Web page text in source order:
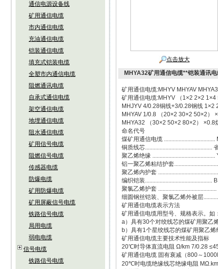
通信电源设备线
矿用通信电缆
市内通信电缆
充油通信电缆
铠装通信电缆
填充式铠装电缆
全塑市内通信电缆
阻燃通讯电缆
自承式通信电缆
架空通信电缆
地埋通信电缆
阻水通信电缆
矿用信号电缆
阻燃信号电缆
传感器电缆
防爆电缆
矿用防爆电缆
矿用屏蔽信号电缆
铁路信号电缆
局用电缆
弱电电缆
信号电缆
铁路信号电缆
点击放大
MHYA32矿用通信电缆**铠装通讯电
矿用通信电缆:MHYV MHYAV
矿用通信电缆:MHYV （1×2 2×2
MHJYV 4/0.28铜线+3/0.28钢线 1×2
MHYAV 1/0.8 （20×2 30×2 50×2）
MHYA32 （30×2 50×2 80×2） ×0.8
命名代号
煤矿用通信电缆 ...................................
铜质线芯..............................................
聚乙烯绝缘 ...........................................
铝一聚乙烯粘结护套
聚乙烯内护套
编织铠装.............................................. B
聚氯乙烯护套 ........................................
细圆钢丝铠装、聚氯乙烯外被层
矿用通信电缆表示方法
矿用通信电缆用型号、规格表示。如
a）具有30个对绞线芯的煤矿用聚乙
b）具有1个星绞线芯的煤矿用聚乙
矿用通信电缆主要技术性能及指标
20℃时导体直流电阻 Ω/km 7/0.28
矿用通信电缆 固有衰减（800～
20℃时电缆绝缘线芯绝缘电阻